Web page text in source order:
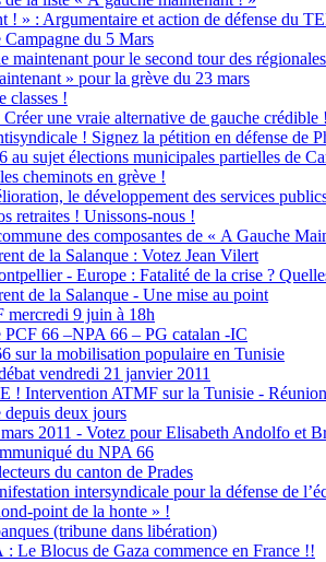
! » : Argumentaire et action de défense du
du 5 Mars
maintenant pour le second tour des
» pour la grève du 23 mars
classes !
une vraie alternative de gauche crédible !
! Signez la pétition en défense de
au sujet élections municipales partielles de
cheminots en grève !
le développement des services
retraites ! Unissons-nous !
des composantes de « A Gauche
de la Salanque : Votez Jean Vilert
- Europe : Fatalité de la crise ?
de la Salanque - Une mise au point
mercredi 9 juin à 18h
66 –NPA 66 – PG catalan -IC
sur la mobilisation populaire en Tunisie
vendredi 21 janvier 2011
Intervention ATMF sur la Tunisie -
deux jours
mars 2011 - Votez pour Elisabeth Andolfo et
du NPA 66
du canton de Prades
intersyndicale pour la défense de
point de la honte » !
(tribune dans libération)
Le Blocus de Gaza commence en France !!